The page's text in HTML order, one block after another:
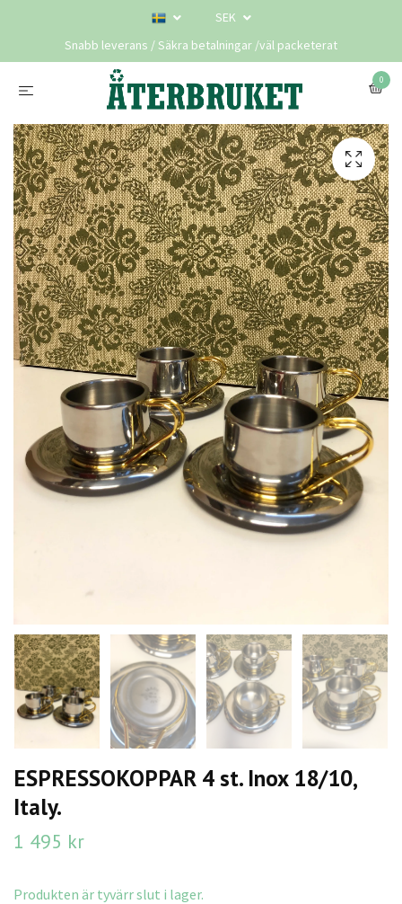
SEK
Snabb leverans / Säkra betalningar /väl packeterat
0
ESPRESSOKOPPAR 4 st. Inox 18/10,
Italy.
1 495 kr
Produkten är tyvärr slut i lager.